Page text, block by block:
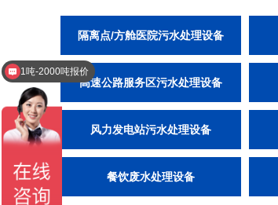
隔离点/方舱医院污水处理设备
高速公路服务区污水处理设备
风力发电站污水处理设备
餐饮废水处理设备
1吨-2000吨报价